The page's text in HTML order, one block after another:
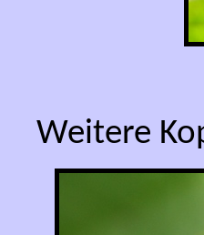
Weitere